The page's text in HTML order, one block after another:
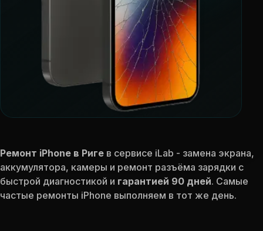
Ремонт iPhone в Риге в сервисе iLab - замена экрана,
аккумулятора, камеры и ремонт разъёма зарядки с
быстрой диагностикой и гарантией 90 дней. Самые
частые ремонты iPhone выполняем в тот же день.